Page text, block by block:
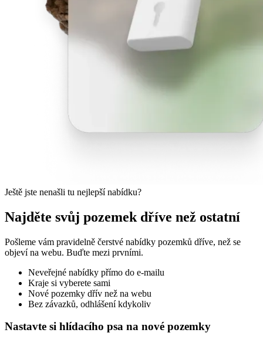
Ještě jste nenašli tu nejlepší nabídku?
Najděte svůj pozemek dříve než ostatní
Pošleme vám pravidelně čerstvé nabídky pozemků dříve, než se
objeví na webu. Buďte mezi prvními.
Neveřejné nabídky přímo do e-mailu
Kraje si vyberete sami
Nové pozemky dřív než na webu
Bez závazků, odhlášení kdykoliv
Nastavte si hlídacího psa na nové pozemky